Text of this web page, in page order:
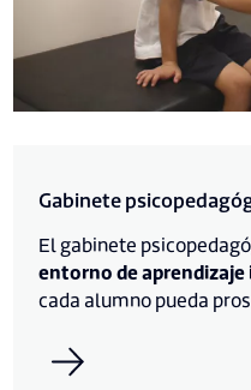
Gabinete
El gabinete
entorno de
cada alumno pueda